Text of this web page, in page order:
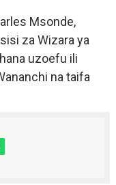
Msonde,
za Wizara ya
uzoefu ili
na taifa